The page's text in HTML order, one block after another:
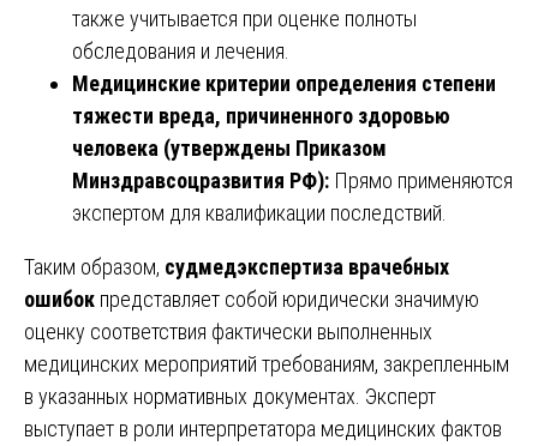
также учитывается при оценке полноты
обследования и лечения.
Медицинские критерии определения степени
тяжести вреда, причиненного здоровью
человека (утверждены Приказом
Минздравсоцразвития РФ): Прямо применяются
экспертом для квалификации последствий.
Таким образом, судмедэкспертиза врачебных
ошибок представляет собой юридически значимую
оценку соответствия фактически выполненных
медицинских мероприятий требованиям, закрепленным
в указанных нормативных документах. Эксперт
выступает в роли интерпретатора медицинских фактов